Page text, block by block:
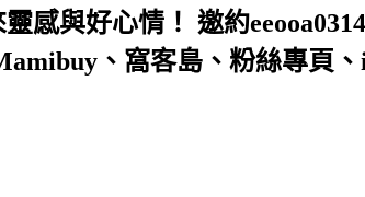
與好心情！ 邀約
、窩客島、粉絲專頁